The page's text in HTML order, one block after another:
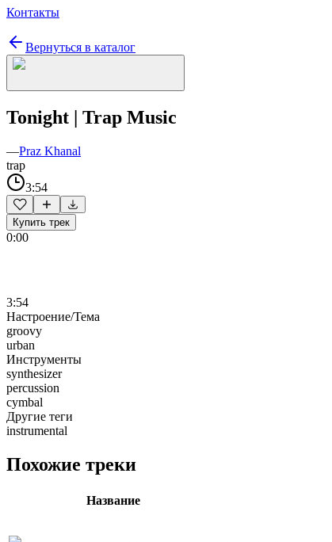
Контакты
Вернуться в каталог
Tonight | Trap Music
—Praz Khanal
trap
3:54
Купить трек
0:00
3:54
Настроение/Тема
groovy
urban
Инструменты
synthesizer
percussion
cymbal
Другие теги
instrumental
Похожие треки
Название